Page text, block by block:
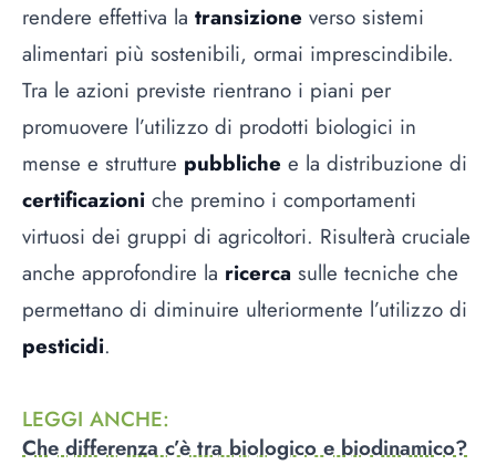
rendere effettiva la transizione verso sistemi
alimentari più sostenibili, ormai imprescindibile.
Tra le azioni previste rientrano i piani per
promuovere l’utilizzo di prodotti biologici in
mense e strutture pubbliche e la distribuzione di
certificazioni che premino i comportamenti
virtuosi dei gruppi di agricoltori. Risulterà cruciale
anche approfondire la ricerca sulle tecniche che
permettano di diminuire ulteriormente l’utilizzo di
pesticidi.
LEGGI ANCHE:
Che differenza c’è tra biologico e biodinamico?